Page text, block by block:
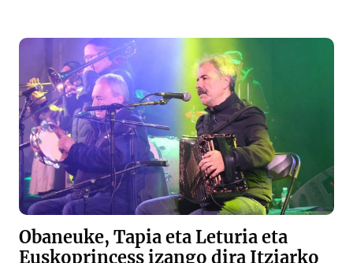
Obaneuke, Tapia eta Leturia eta
Euskoprincess izango dira Itziarko